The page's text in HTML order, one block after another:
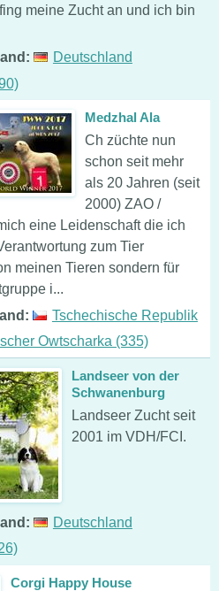
meine Zucht an und ich bin
Deutschland
Medzhal Ala
Ch züchte nun
schon seit mehr
als 20 Jahren (seit
2000) ZAO /
eine Leidenschaft die ich
zum Tier
meinen Tieren sondern für
i...
Tschechische Republik
Owtscharka (335)
Landseer von der
Schwanenburg
Landseer Zucht seit
2001 im VDH/FCI.
Deutschland
Corgi Happy House